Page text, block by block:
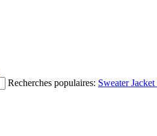
Recherches populaires: SweaterJacket